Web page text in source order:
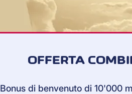
OFFERTA
Bonus di benvenuto di 10'000